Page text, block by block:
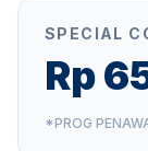
SPECIAL
Rp
*PROG